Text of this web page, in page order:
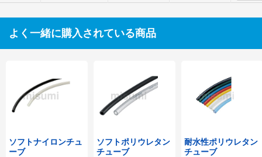
よく一緒に購入されている商品
ソフトナイロンチュ
ーブ
ソフトポリウレタン
チューブ
耐水性ポリウレタン
チューブ